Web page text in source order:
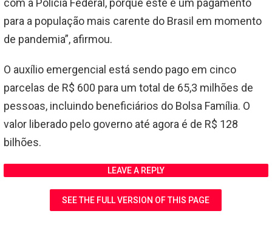
com a Polícia Federal, porque este é um pagamento
para a população mais carente do Brasil em momento
de pandemia”, afirmou.
O auxílio emergencial está sendo pago em cinco
parcelas de R$ 600 para um total de 65,3 milhões de
pessoas, incluindo beneficiários do Bolsa Família. O
valor liberado pelo governo até agora é de R$ 128
bilhões.
LEAVE A REPLY
SEE THE FULL VERSION OF THIS PAGE